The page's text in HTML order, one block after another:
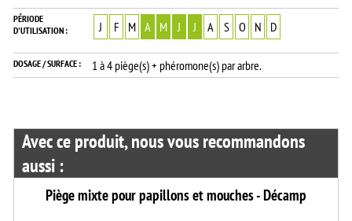
PÉRIODE
D'UTILISATION :
J F M A M J J A S O N D
DOSAGE / SURFACE : 1 à 4 piège(s) + phéromone(s) par arbre.
Avec ce produit, nous vous recommandons
aussi :
Piège mixte pour papillons et mouches - Décamp